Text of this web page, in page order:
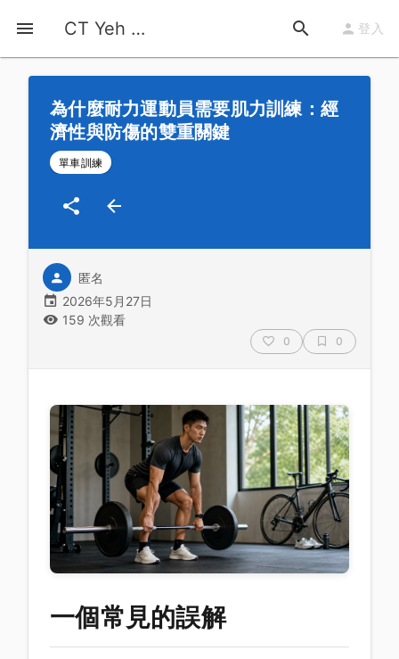
CT Yeh 公路車基地 登入
首頁 運動知識
為什麼耐力運動員需要肌力訓練：經
濟性與防傷的雙重關鍵
單車訓練
匿名
2026年5月27日
159 次觀看
0 0
一個常見的誤解